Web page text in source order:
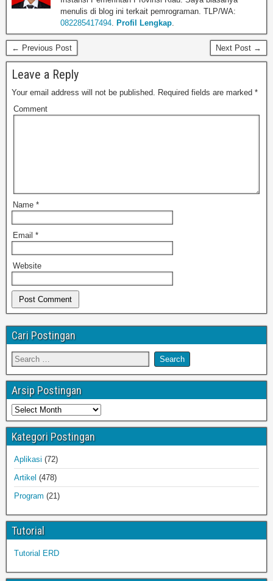
menulis di blog ini terkait pemrograman. TLP/WA:
082285417494. Profil Lengkap.
← Previous Post Next Post →
Leave a Reply
Your email address will not be published. Required fields are marked *
Comment
Name *
Email *
Website
Cari Postingan
Arsip Postingan
Kategori Postingan
Aplikasi (72)
Artikel (478)
Program (21)
Tutorial
Tutorial ERD